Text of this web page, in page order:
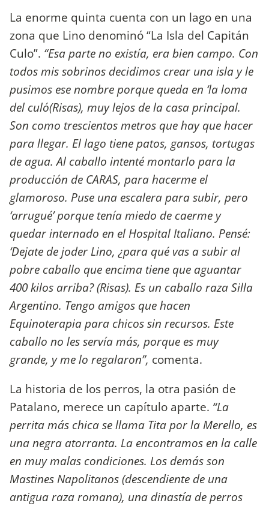
La enorme quinta cuenta con un lago en una
zona que Lino denominó “La Isla del Capitán
Culo”. “Esa parte no existía, era bien campo. Con
todos mis sobrinos decidimos crear una isla y le
pusimos ese nombre porque queda en ‘la loma
del culo´(Risas), muy lejos de la casa principal.
Son como trescientos metros que hay que hacer
para llegar. El lago tiene patos, gansos, tortugas
de agua. Al caballo intenté montarlo para la
producción de CARAS, para hacerme el
glamoroso. Puse una escalera para subir, pero
‘arrugué’ porque tenía miedo de caerme y
quedar internado en el Hospital Italiano. Pensé:
‘Dejate de joder Lino, ¿para qué vas a subir al
pobre caballo que encima tiene que aguantar
400 kilos arriba? (Risas). Es un caballo raza Silla
Argentino. Tengo amigos que hacen
Equinoterapia para chicos sin recursos. Este
caballo no les servía más, porque es muy
grande, y me lo regalaron”, comenta.
La historia de los perros, la otra pasión de
Patalano, merece un capítulo aparte. “La
perrita más chica se llama Tita por la Merello, es
una negra atorranta. La encontramos en la calle
en muy malas condiciones. Los demás son
Mastines Napolitanos (descendiente de una
antigua raza romana), una dinastía de perros